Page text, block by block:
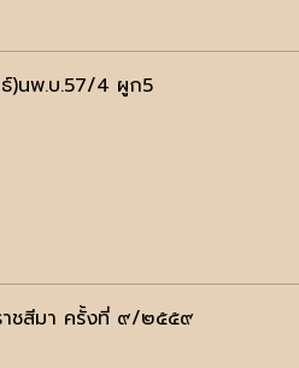
)นพ.บ.57/4 ผูก5
าชสีมา ครั้งที่ ๙/๒๕๕๙